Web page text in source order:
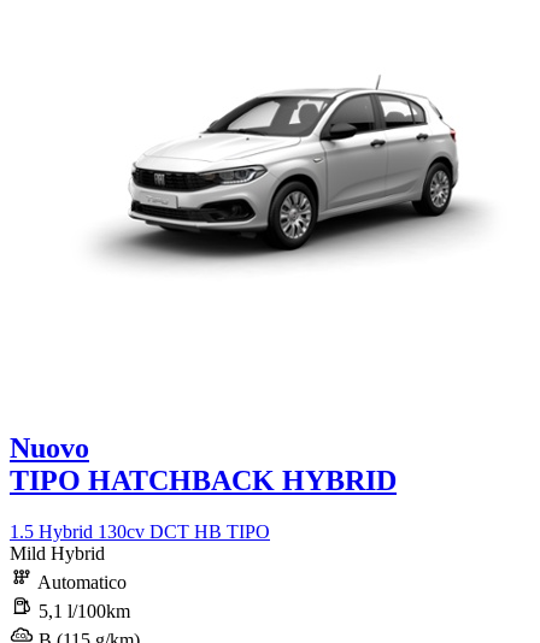
Nuovo
TIPO HATCHBACK HYBRID
1.5 Hybrid 130cv DCT HB TIPO
Mild Hybrid
Automatico
5,1 l/100km